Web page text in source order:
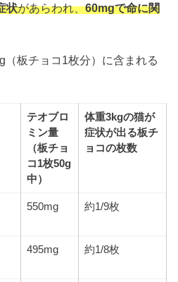
状があらわれ、60mgで命に関
板チョコ1枚分）に含まれる
テオブロ
ミン量
（板チョ
コ1枚50g
中）
体重3kgの猫が
症状が出る板チ
ョコの枚数
550mg 約1/9枚
495mg 約1/8枚